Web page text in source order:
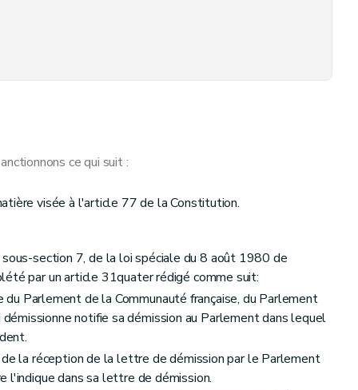
ce qui suit :
visée à l'article 77 de la Constitution.
sous-section 7, de la loi spéciale du 8 août 1980 de
par un article 31quater rédigé comme suit:
du Parlement de la Communauté française, du Parlement
notifie sa démission au Parlement dans lequel
la réception de la lettre de démission par le Parlement
l'indique dans sa lettre de démission.